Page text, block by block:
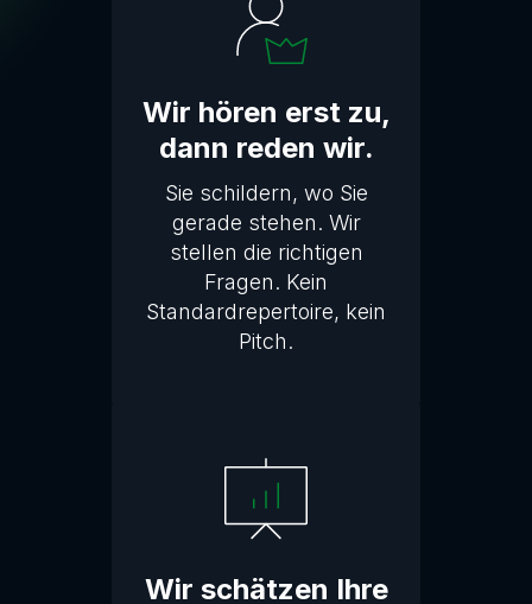
Wir hören erst zu,
dann reden wir.
Sie schildern, wo Sie
gerade stehen. Wir
stellen die richtigen
Fragen. Kein
Standardrepertoire, kein
Pitch.
Wir schätzen Ihre